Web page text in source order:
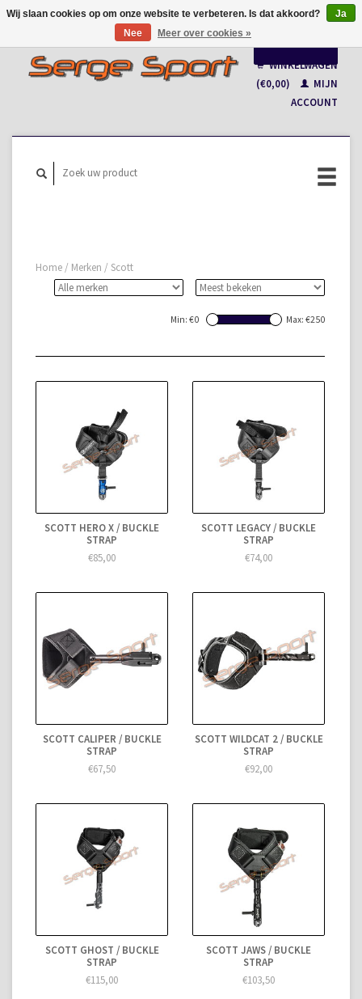
Français
WINKELWAGEN
(€0,00)
MIJN
ACCOUNT
Home / Merken / Scott
Min: €0 Max: €250
SCOTT HERO X / BUCKLE
STRAP
€85,00
SCOTT LEGACY / BUCKLE
STRAP
€74,00
SCOTT CALIPER / BUCKLE
STRAP
€67,50
SCOTT WILDCAT 2 / BUCKLE
STRAP
€92,00
SCOTT GHOST / BUCKLE
STRAP
€115,00
SCOTT JAWS / BUCKLE
STRAP
€103,50
Wij slaan cookies op om onze website te verbeteren. Is dat akkoord?
Ja
Nee
Meer over cookies »